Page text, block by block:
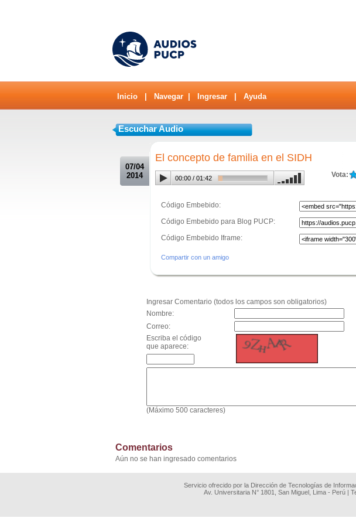
Inicio Navegar Ingresar Ayuda
Escuchar Audio
07/04
2014
El concepto de familia en el SIDH
Vota:
00:00 / 01:42
Código Embebido:
Código Embebido para Blog PUCP:
Código Embebido Iframe:
Compartir con un amigo
Ingresar Comentario (todos los campos son obligatorios)
Nombre:
Correo:
Escriba el código
que aparece:
(Máximo 500 caracteres)
Comentarios
Aún no se han ingresado comentarios
Servicio ofrecido por la Dirección de Tecnologías de
Av. Universitaria N° 1801, San Miguel, Lima - Perú |